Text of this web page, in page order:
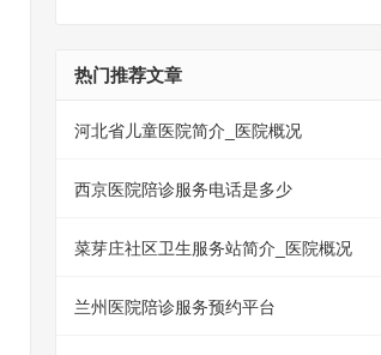
热门推荐文章
河北省儿童医院简介_医院概况
西京医院陪诊服务电话是多少
菜芽庄社区卫生服务站简介_医院概况
兰州医院陪诊服务预约平台